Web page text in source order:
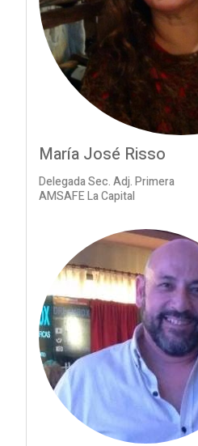
María José Risso
Delegada Sec. Adj. Primera
AMSAFE La Capital